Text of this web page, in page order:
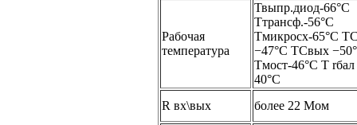
Рабочая
температура
Твыпр.диод-66°С
Ттрансф.-56°С
Тмикросх-65°С
−47°С ТСвых
Тмост-46°C Т
40°С
R вх\вых
более 22 Мом